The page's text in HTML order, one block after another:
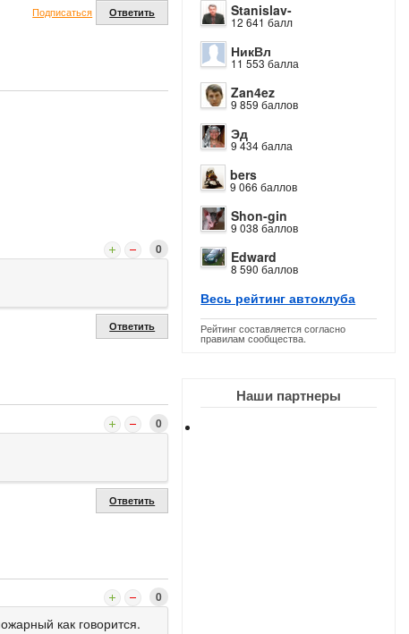
Stanislav-
12 641 балл
НикВл
11 553 балла
Zan4ez
9 859 баллов
Эд
9 434 балла
bers
9 066 баллов
Shon-gin
9 038 баллов
Edward
8 590 баллов
Весь рейтинг автоклуба
Рейтинг составляется согласно
правилам сообщества.
Наши партнеры
Подписаться Ответить
0
Ответить
0
Ответить
0
как говорится.